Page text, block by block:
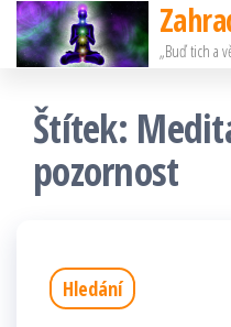
Přeskočit
na
obsah
„Buď tich a
Štítek:
pozornost
Hledání